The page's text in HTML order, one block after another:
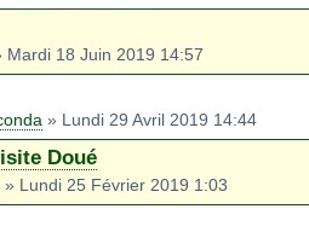
Mardi 18 Juin 2019 14:57
» Lundi 29 Avril 2019 14:44
Doué
» Lundi 25 Février 2019 1:03